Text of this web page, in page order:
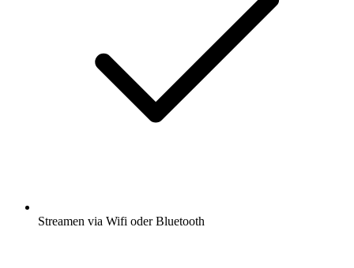
Streamen via Wifi oder Bluetooth